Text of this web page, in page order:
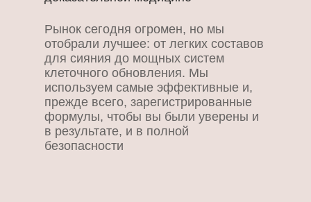
Рынок сегодня огромен, но мы
отобрали лучшее: от легких составов
для сияния до мощных систем
клеточного обновления. Мы
используем самые эффективные и,
прежде всего, зарегистрированные
формулы, чтобы вы были уверены и
в результате, и в полной
безопасности